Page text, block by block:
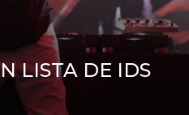
LISTA DE IDS